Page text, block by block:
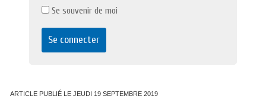
Se souvenir de moi
ARTICLE PUBLIÉ LE JEUDI 19 SEPTEMBRE 2019